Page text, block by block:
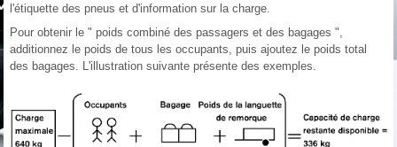
l'étiquette des pneus et d'information sur la charge.
Pour obtenir le " poids combiné des passagers et des bagages ",
additionnez le poids de tous les occupants, puis ajoutez le poids total
des bagages. L'illustration suivante présente des exemples.